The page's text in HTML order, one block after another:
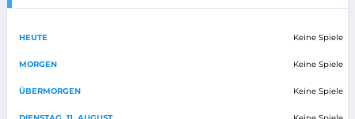
HEUTE Keine Spiele
MORGEN Keine Spiele
ÜBERMORGEN Keine Spiele